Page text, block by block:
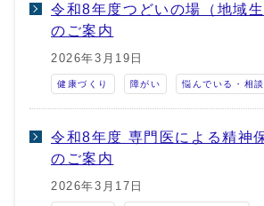
令和8年度つどいの場（地域生
のご案内
2026年3月19日
健康づくり 障がい 悩んでいる・相
令和8年度 専門医による精神
のご案内
2026年3月17日